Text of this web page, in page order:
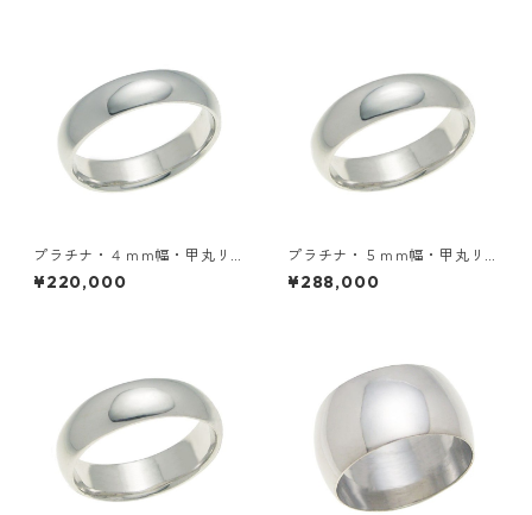
プラチナ・４ｍｍ幅・甲丸リ
ング
¥220,000
プラチナ・５ｍｍ幅・甲丸リ
ング
¥288,000